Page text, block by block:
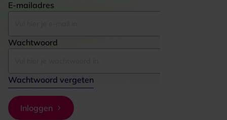
E-mailadres
Wachtwoord
Wachtwoord vergeten
Inloggen